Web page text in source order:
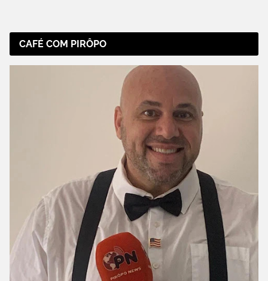
CAFÉ COM PIRÔPO